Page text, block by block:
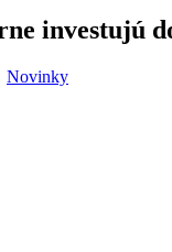
investujú
Novinky